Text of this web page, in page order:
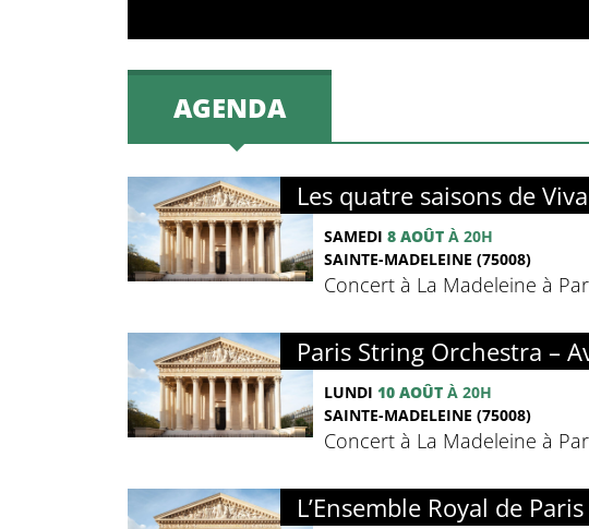
AGENDA
Les quatre saisons de
SAMEDI 8 AOÛT À 20H
SAINTE-MADELEINE (75008)
Concert à La Madeleine à
Paris String Orchestra –
LUNDI 10 AOÛT À 20H
SAINTE-MADELEINE (75008)
Concert à La Madeleine à
L’Ensemble Royal de